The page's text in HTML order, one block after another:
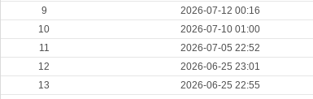
9
2026-07-12 00:16
10
2026-07-10 01:00
11
2026-07-05 22:52
12
2026-06-25 23:01
13
2026-06-25 22:55